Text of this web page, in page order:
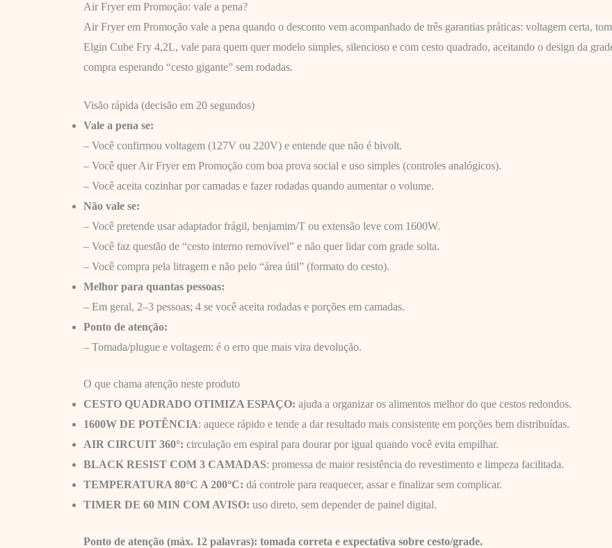
Air Fryer em Promoção: vale a pena?
Air Fryer em Promoção vale a pena quando o desconto vem acompanhado de três garantias práticas: voltagem certa,
Elgin Cube Fry 4,2L, vale para quem quer modelo simples, silencioso e com cesto quadrado, aceitando o design da
compra esperando “cesto gigante” sem rodadas.
Visão rápida (decisão em 20 segundos)
Vale a pena se:
– Você confirmou voltagem (127V ou 220V) e entende que não é bivolt.
– Você quer Air Fryer em Promoção com boa prova social e uso simples (controles analógicos).
– Você aceita cozinhar por camadas e fazer rodadas quando aumentar o volume.
Não vale se:
– Você pretende usar adaptador frágil, benjamim/T ou extensão leve com 1600W.
– Você faz questão de “cesto interno removível” e não quer lidar com grade solta.
– Você compra pela litragem e não pelo “área útil” (formato do cesto).
Melhor para quantas pessoas:
– Em geral, 2–3 pessoas; 4 se você aceita rodadas e porções em camadas.
Ponto de atenção:
– Tomada/plugue e voltagem: é o erro que mais vira devolução.
O que chama atenção neste produto
CESTO QUADRADO OTIMIZA ESPAÇO: ajuda a organizar os alimentos melhor do que cestos redondos.
1600W DE POTÊNCIA: aquece rápido e tende a dar resultado mais consistente em porções bem distribuídas.
AIR CIRCUIT 360°: circulação em espiral para dourar por igual quando você evita empilhar.
BLACK RESIST COM 3 CAMADAS: promessa de maior resistência do revestimento e limpeza facilitada.
TEMPERATURA 80°C A 200°C: dá controle para reaquecer, assar e finalizar sem complicar.
TIMER DE 60 MIN COM AVISO: uso direto, sem depender de painel digital.
Ponto de atenção (máx. 12 palavras): tomada correta e expectativa sobre cesto/grade.